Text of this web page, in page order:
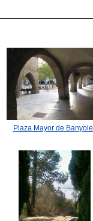
Plaza Mayor de